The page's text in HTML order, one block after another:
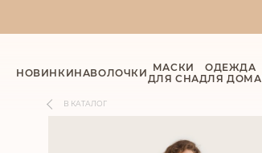
НОВИНКИНАВОЛОЧКИ МАСКИ
ДЛЯ СНА
ОДЕЖДА
ДЛЯ ДОМА
В КАТАЛОГ